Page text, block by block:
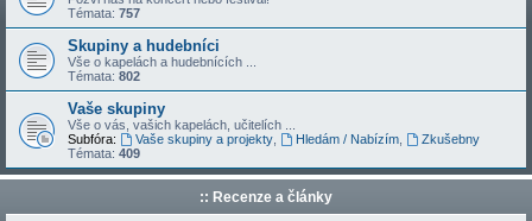
Témata: 757
Skupiny a hudebníci
Vše o kapelách a hudebnících ...
Témata: 802
Vaše skupiny
Vše o vás, vašich kapelách, učitelích ...
Subfóra:
Vaše skupiny a projekty, Hledám / Nabízím,
Zkušebny
Témata: 409
:: Recenze a články